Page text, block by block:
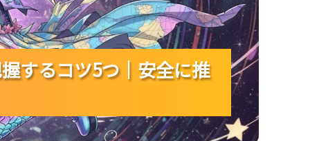
するコツ5つ｜安全に推
するコツ5つ｜安全に推
するコツ5つ｜安全に推